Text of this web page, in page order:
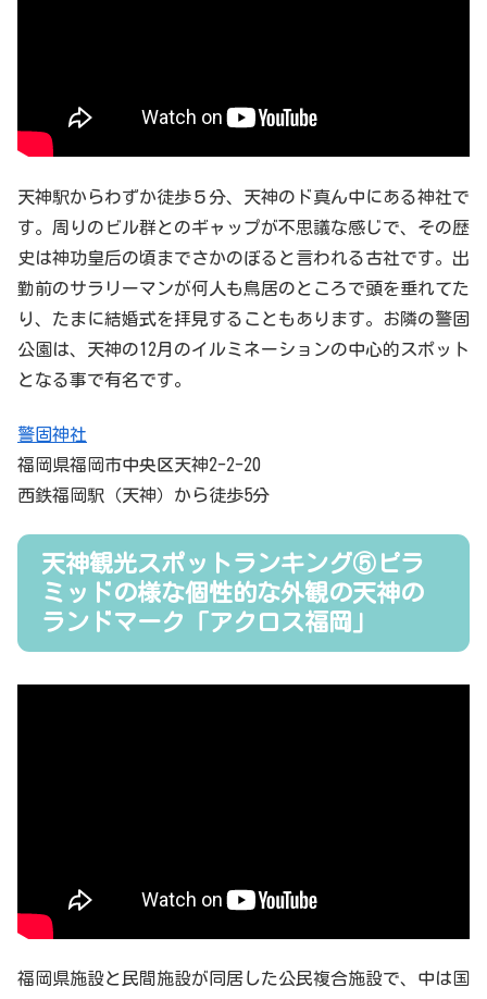
天神駅からわずか徒歩５分、天神のド真ん中にある神社で
す。周りのビル群とのギャップが不思議な感じで、その歴
史は神功皇后の頃までさかのぼると言われる古社です。出
勤前のサラリーマンが何人も鳥居のところで頭を垂れてた
り、たまに結婚式を拝見することもあります。お隣の警固
公園は、天神の12月のイルミネーションの中心的スポット
となる事で有名です。
警固神社
福岡県福岡市中央区天神2-2-20
西鉄福岡駅（天神）から徒歩5分
天神観光スポットランキング⑤ピラ
ミッドの様な個性的な外観の天神の
ランドマーク「アクロス福岡」
福岡県施設と民間施設が同居した公民複合施設で、中は国